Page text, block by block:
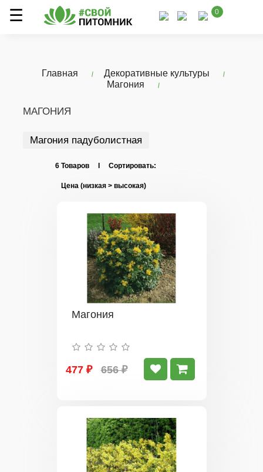
0
Главная
Декоративные культуры
Магония
МАГОНИЯ
Магония падуболистная
6 Товаров I Сортировать:
Магония
477 ₽ 656 ₽